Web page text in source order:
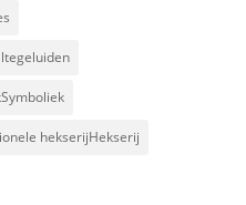
hekserijHekserij